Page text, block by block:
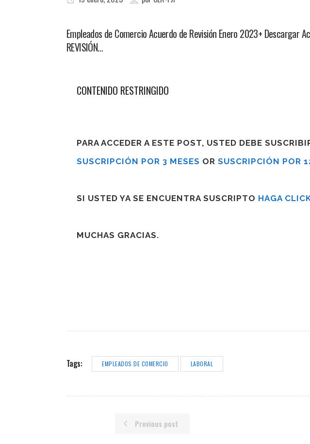
Empleados de Comercio Acuerdo de Revisión Enero 2023+ Descargar
REVISIÓN…
CONTENIDO RESTRINGIDO
PARA ACCEDER A ESTE POST, USTED DEBE
SUSCRIPCIÓN POR 3 MESES OR SUSCRIPCIÓN POR
SI USTED YA SE ENCUENTRA SUSCRIPTO HAGA
MUCHAS GRACIAS.
Tags: EMPLEADOS DE COMERCIO LABORAL
Previous post